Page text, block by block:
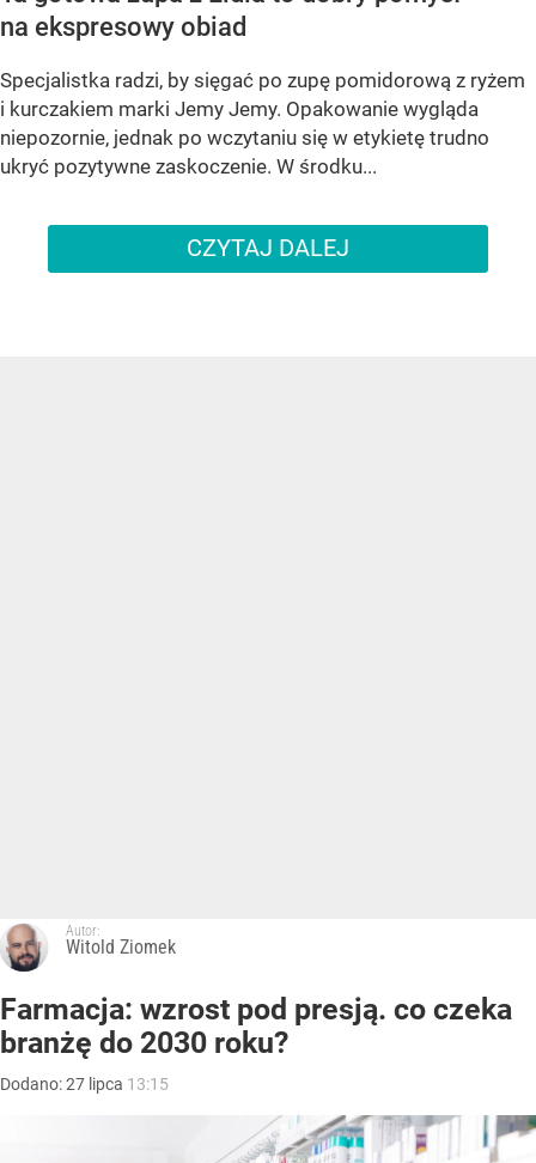
na ekspresowy obiad
Specjalistka radzi, by sięgać po zupę pomidorową z ryżem
i kurczakiem marki Jemy Jemy. Opakowanie wygląda
niepozornie, jednak po wczytaniu się w etykietę trudno
ukryć pozytywne zaskoczenie. W środku...
CZYTAJ DALEJ
Autor:
Witold Ziomek
Farmacja: wzrost pod presją. co czeka
branżę do 2030 roku?
Dodano:27 lipca 13:15